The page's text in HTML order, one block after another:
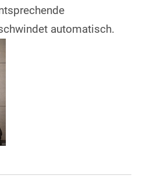
version
automatisch.